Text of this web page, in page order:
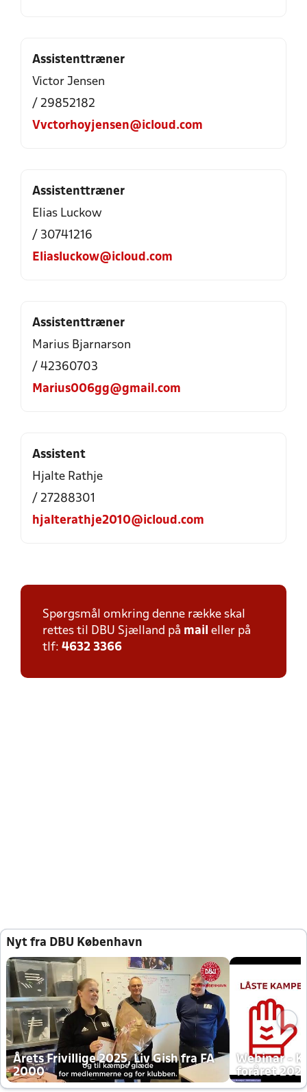
Assistenttræner
Victor Jensen
/ 29852182
Vvctorhoyjensen@icloud.com
Assistenttræner
Elias Luckow
/ 30741216
Eliasluckow@icloud.com
Assistenttræner
Marius Bjarnarson
/ 42360703
Marius006gg@gmail.com
Assistent
Hjalte Rathje
/ 27288301
hjalterathje2010@icloud.com
Spørgsmål omkring denne række skal
rettes til DBU Sjælland på mail eller på
tlf: 4632 3366
Nyt fra DBU København
Årets Frivillige 2025, Liv Gish fra FA
2000
Webinar -
foråret